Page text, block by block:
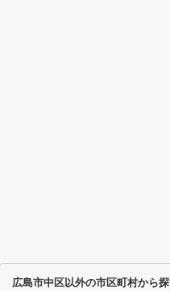
広島市中区以外の市区町村から